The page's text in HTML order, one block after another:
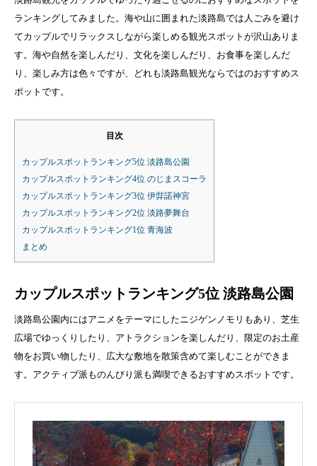
ランキングしてみました。海や山に囲まれた淡路島では人ごみを避け
てカップルでリラックスしながら楽しめる観光スポットが沢山ありま
す。海や自然を楽しんだり、文化を楽しんだり、お食事を楽しんだ
り、楽しみ方は色々ですが、どれも淡路島観光ならではのおすすめス
ポットです。
目次
カップルスポットランキング5位 淡路島公園
カップルスポットランキング4位 のじまスコーラ
カップルスポットランキング3位 伊弉諾神宮
カップルスポットランキング2位 淡路夢舞台
カップルスポットランキング1位 青海波
まとめ
カップルスポットランキング5位 淡路島公園
淡路島公園内にはアニメをテーマにしたニジゲンノモリもあり、芝生
広場でゆっくりしたり、アトラクションを楽しんだり、限定のお土産
物をお買い物したり、広大な敷地を散策含めて楽しむことができま
す。アクティブ派ものんびり派も満喫できるおすすめスポットです。